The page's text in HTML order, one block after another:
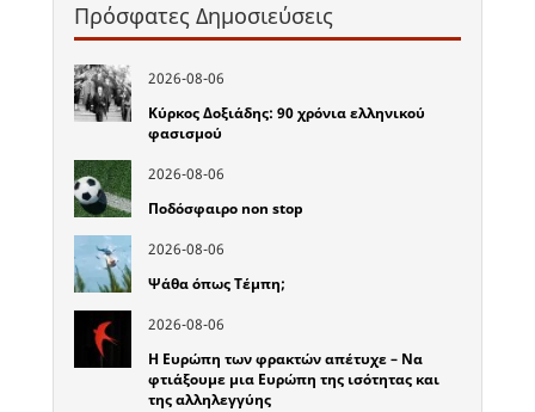
Πρόσφατες Δημοσιεύσεις
2026-08-06
Κύρκος Δοξιάδης: 90 χρόνια ελληνικού
φασισμού
2026-08-06
Ποδόσφαιρο non stop
2026-08-06
Ψάθα όπως Τέμπη;
2026-08-06
Η Ευρώπη των φρακτών απέτυχε – Να
φτιάξουμε μια Ευρώπη της ισότητας και
της αλληλεγγύης